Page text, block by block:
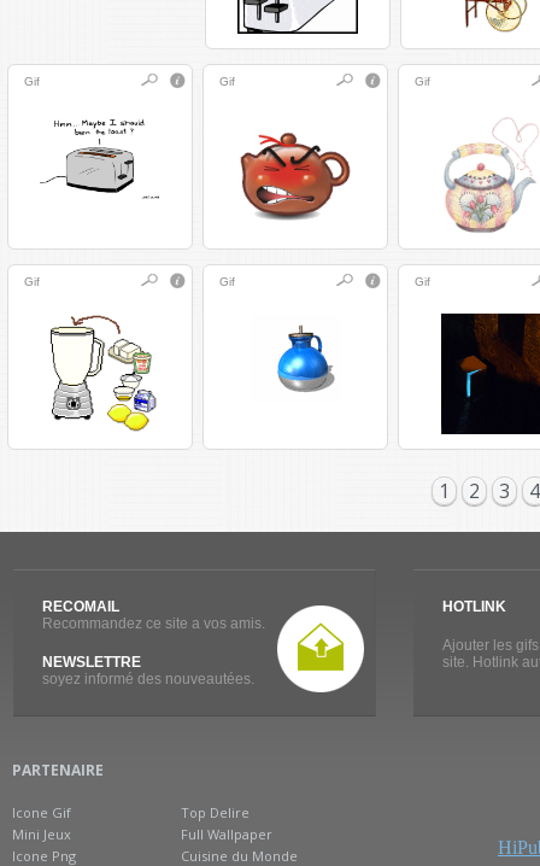
Gif Gif Gif
Gif Gif Gif
1 2 3 4
RECOMAIL
Recommandez ce site a vos amis.
NEWSLETTRE
soyez informé des nouveautées.
HOTLINK
Ajouter les
site. Hotlink
PARTENAIRE
Icone Gif
Mini Jeux
Icone Png
Top Delire
Full Wallpaper
Cuisine du Monde